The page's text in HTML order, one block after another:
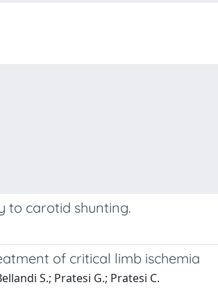
to carotid shunting.
of critical limb ischemia
S.; Pratesi G.; Pratesi C.